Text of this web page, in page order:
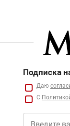
Подписка
Даю
С